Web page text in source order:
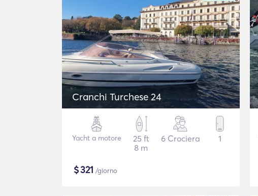
Cranchi Turchese 24
Yacht a motore
25 ft
8 m
6 Crociera 1
$321 /giorno